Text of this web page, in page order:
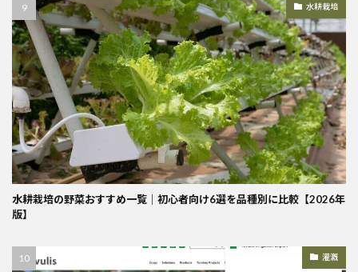
水耕栽培
水耕栽培の野菜おすすめ一覧｜初心者向け6選を品種別に比較【2026年
版】
灌漑